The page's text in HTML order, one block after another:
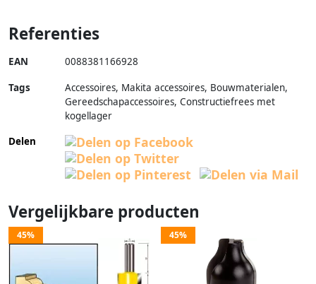
Referenties
EAN 0088381166928
Tags
Accessoires, Makita accessoires, Bouwmaterialen,
Gereedschapaccessoires, Constructiefrees met
kogellager
Delen
Vergelijkbare producten
45% 45%